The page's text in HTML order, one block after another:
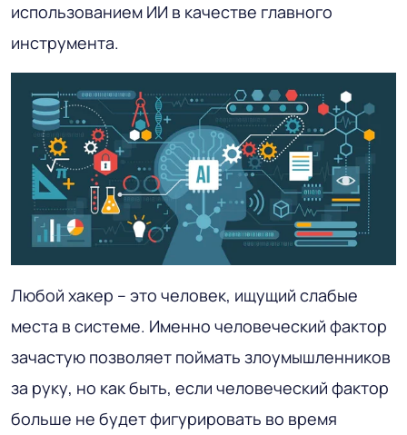
использованием ИИ в качестве главного
инструмента.
Любой хакер – это человек, ищущий слабые
места в системе. Именно человеческий фактор
зачастую позволяет поймать злоумышленников
за руку, но как быть, если человеческий фактор
больше не будет фигурировать во время